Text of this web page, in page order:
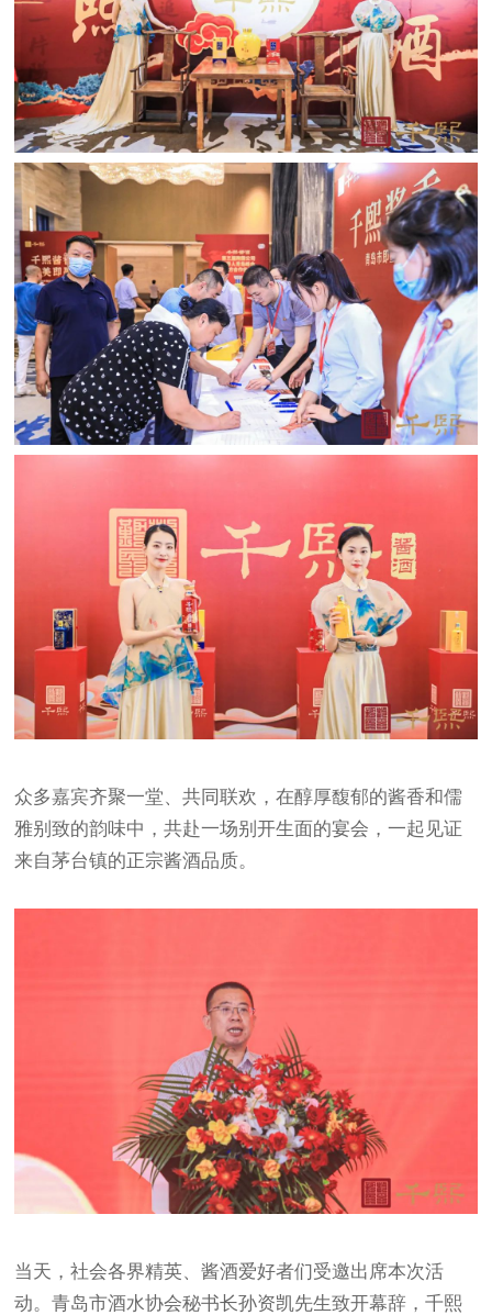
众多嘉宾齐聚一堂、共同联欢，在醇厚馥郁的酱香和儒
雅别致的韵味中，共赴一场别开生面的宴会，一起见证
来自茅台镇的正宗酱酒品质。
当天，社会各界精英、酱酒爱好者们受邀出席本次活
动。青岛市酒水协会秘书长孙资凯先生致开幕辞，千熙